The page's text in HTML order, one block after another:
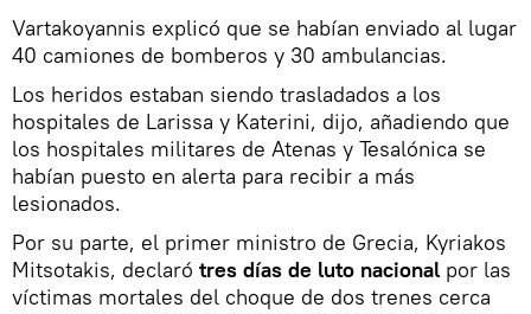
Vartakoyannis explicó que se habían enviado al lugar
40 camiones de bomberos y 30 ambulancias.
Los heridos estaban siendo trasladados a los
hospitales de Larissa y Katerini, dijo, añadiendo que
los hospitales militares de Atenas y Tesalónica se
habían puesto en alerta para recibir a más
lesionados.
Por su parte, el primer ministro de Grecia, Kyriakos
Mitsotakis, declaró tres días de luto nacional por las
víctimas mortales del choque de dos trenes cerca